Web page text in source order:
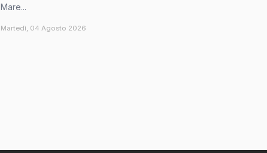
Mare...
Martedì, 04 Agosto 2026